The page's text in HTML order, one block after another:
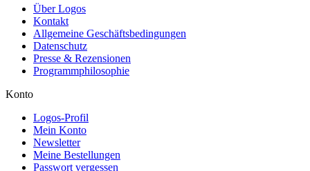
Über Logos
Kontakt
Allgemeine Geschäftsbedingungen
Datenschutz
Presse & Rezensionen
Programmphilosophie
Konto
Logos-Profil
Mein Konto
Newsletter
Meine Bestellungen
Passwort vergessen